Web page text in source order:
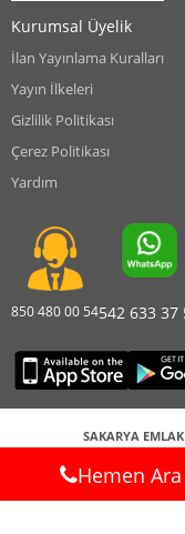
Hemen Ara
Kurumsal Üyelik
İlan Yayınlama Kuralları
Yayın İlkeleri
Gizlilik Politikası
Çerez Politikası
Yardım
850 480 00 54542 633 37
SAKARYA